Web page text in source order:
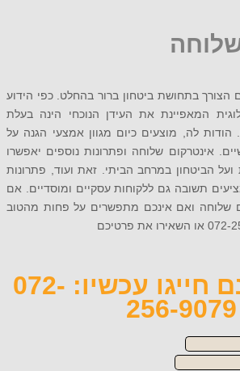
בתחושת ביטחון ברור בהחלט. כפי הידוע
את העידן הנוכחי הינה בעלת
מוצעים כיום מגוון אמצעי הגנה על
שלוחה ופתרונות נוספים יאפשרו
במרחב הביתי. זאת ועוד, פתרונות
גם ללקוחות עסקיים ומוסדיים. אם
אינכם מתפשרים על פחות מהטוב
לייעוץ חינם חייגו עכשיו: 072-
256-